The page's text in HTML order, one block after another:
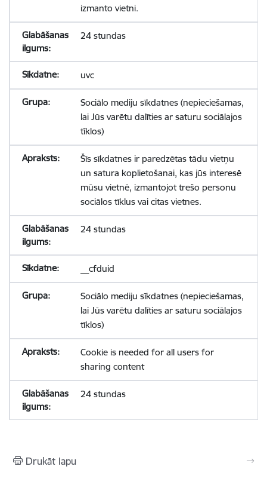
izmanto vietni.
24 stundas
uvc
Sociālo mediju sīkdatnes (nepieciešamas,
lai Jūs varētu dalīties ar saturu sociālajos
tīklos)
Šīs sīkdatnes ir paredzētas tādu vietņu
un satura koplietošanai, kas jūs interesē
mūsu vietnē, izmantojot trešo personu
sociālos tīklus vai citas vietnes.
24 stundas
__cfduid
Sociālo mediju sīkdatnes (nepieciešamas,
lai Jūs varētu dalīties ar saturu sociālajos
tīklos)
Cookie is needed for all users for
sharing content
24 stundas
Drukāt lapu